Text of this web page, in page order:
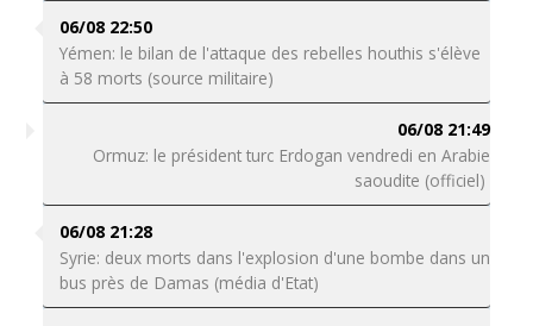
06/08 22:50
Yémen: le bilan de l'attaque des rebelles houthis s'élève
à 58 morts (source militaire)
06/08 21:49
Ormuz: le président turc Erdogan vendredi en Arabie
saoudite (officiel)
06/08 21:28
Syrie: deux morts dans l'explosion d'une bombe dans un
bus près de Damas (média d'Etat)